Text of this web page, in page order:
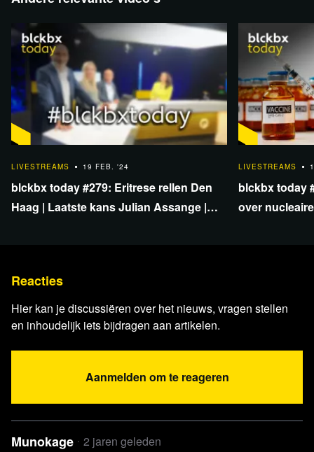
hebben een vrijheidsstrijder verloren'
Lees 21 reacties
Lees verder
LIVESTREAMS
19 FEB. '24
blckbx today #279: Eritrese rellen Den
Haag | Laatste kans Julian Assange |
LIVESTREAMS
blckbx today
over
Reacties
Hier kan je discussiëren over het nieuws, vragen stellen
en inhoudelijk iets bijdragen aan artikelen.
Aanmelden om te reageren
Munokage
2 jaren geleden